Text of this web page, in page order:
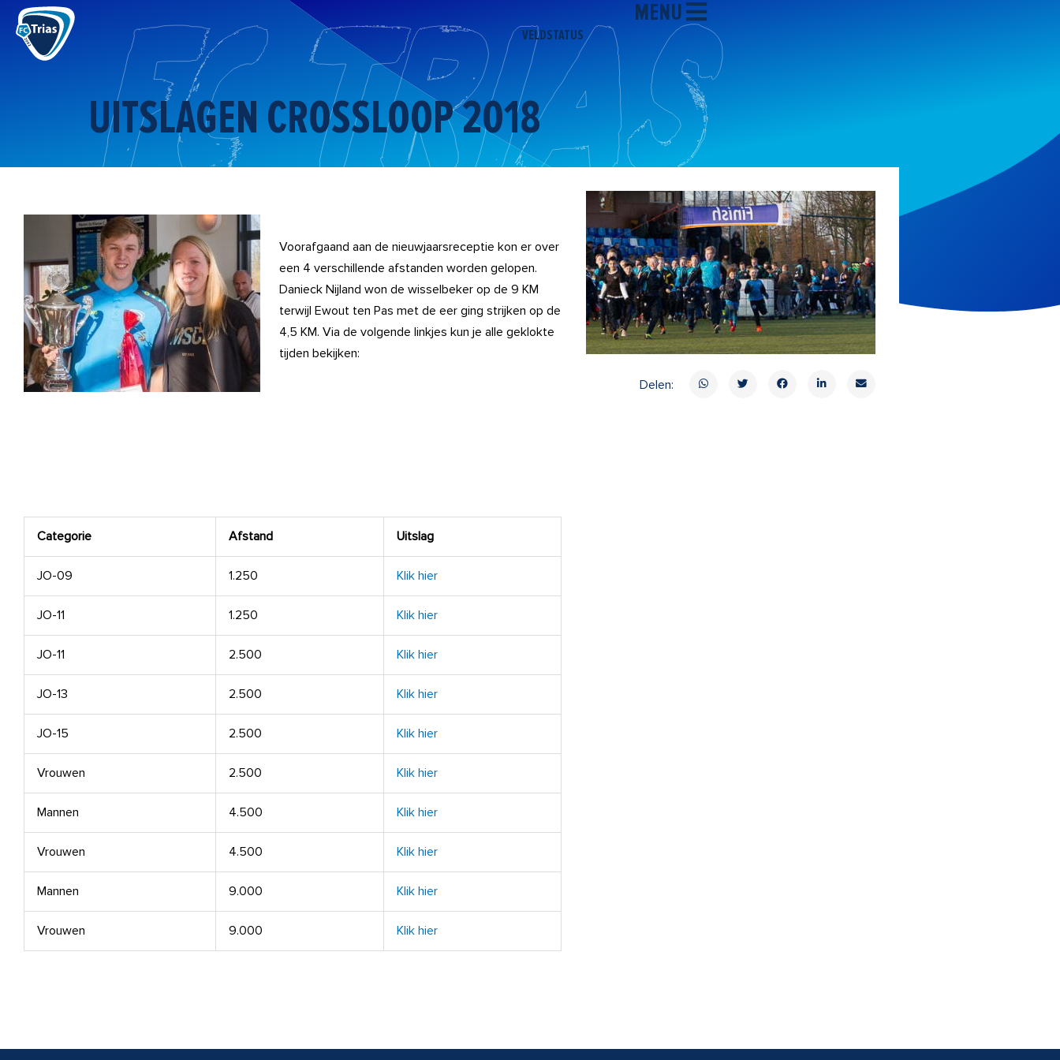
naar
VELDSTATUS
MENU
UITSLAGEN CROSSLOOP 2018
Voorafgaand aan de nieuwjaarsreceptie kon er over
een 4 verschillende afstanden worden gelopen.
Danieck Nijland won de wisselbeker op de 9 KM
terwijl Ewout ten Pas met de eer ging strijken op de
4,5 KM. Via de volgende linkjes kun je alle geklokte
tijden bekijken:
Categorie Afstand Uitslag
JO-09 1.250 Klik hier
JO-11 1.250 Klik hier
JO-11 2.500 Klik hier
JO-13 2.500 Klik hier
JO-15 2.500 Klik hier
Vrouwen 2.500 Klik hier
Mannen 4.500 Klik hier
Vrouwen 4.500 Klik hier
Mannen 9.000 Klik hier
Vrouwen 9.000 Klik hier
Delen: